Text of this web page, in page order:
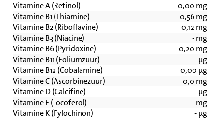
Vitamine A (Retinol) 0,00 mg
Vitamine B1 (Thiamine)
0,56mg
Vitamine B2 (Riboflavine)
0,12 mg
Vitamine B3 (Niacine)
-mg
Vitamine B6 (Pyridoxine)
0,20 mg
Vitamine B11 (Foliumzuur)
-µg
Vitamine B12 (Cobalamine)
0,00 µg
Vitamine C (Ascorbinezuur)
0,0 mg
Vitamine D (Calcifine)
-µg
Vitamine E (Tocoferol)
-mg
Vitamine K (Fylochinon)
-µg